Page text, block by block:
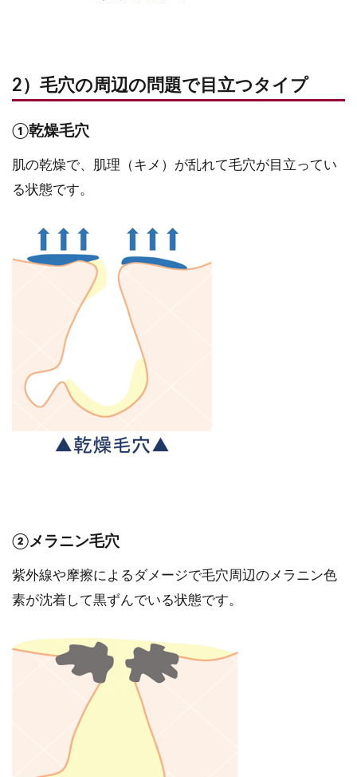
2）毛穴の周辺の問題で目立つタイプ
①乾燥毛穴
肌の乾燥で、肌理（キメ）が乱れて毛穴が目立ってい
る状態です。
②メラニン毛穴
紫外線や摩擦によるダメージで毛穴周辺のメラニン色
素が沈着して黒ずんでいる状態です。